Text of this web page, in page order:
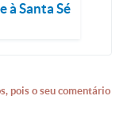
à Santa Sé
pois o seu comentário